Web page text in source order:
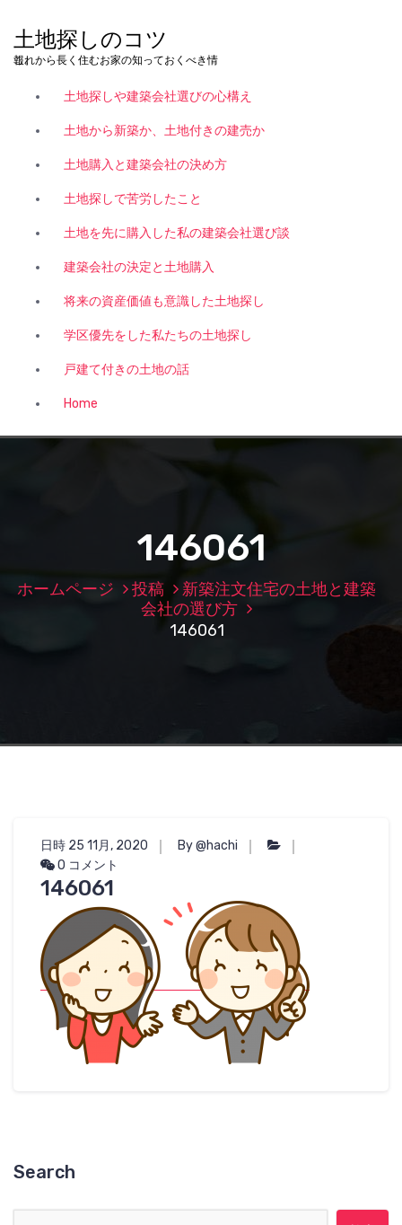
土地探しのコツ
これから長く住むお家の知っておくべき情報。
土地探しや建築会社選びの心構え
土地から新築か、土地付きの建売か
土地購入と建築会社の決め方
土地探しで苦労したこと
土地を先に購入した私の建築会社選び談
建築会社の決定と土地購入
将来の資産価値も意識した土地探し
学区優先をした私たちの土地探し
戸建て付きの土地の話
Home
146061
ホームページ 投稿
新築注文住宅の土地と建築
会社の選び方
146061
日時 25 11月, 2020
By @hachi
0 コメント
146061
Search